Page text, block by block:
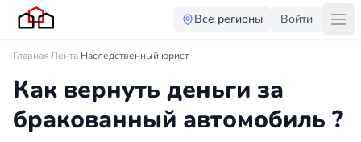
Все регионы Войти
Главная·Лента·Наследственный юрист
Как вернуть деньги за
бракованный автомобиль ?